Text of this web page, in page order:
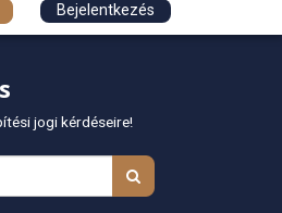
Bejelentkezés
jogi kérdéseire!